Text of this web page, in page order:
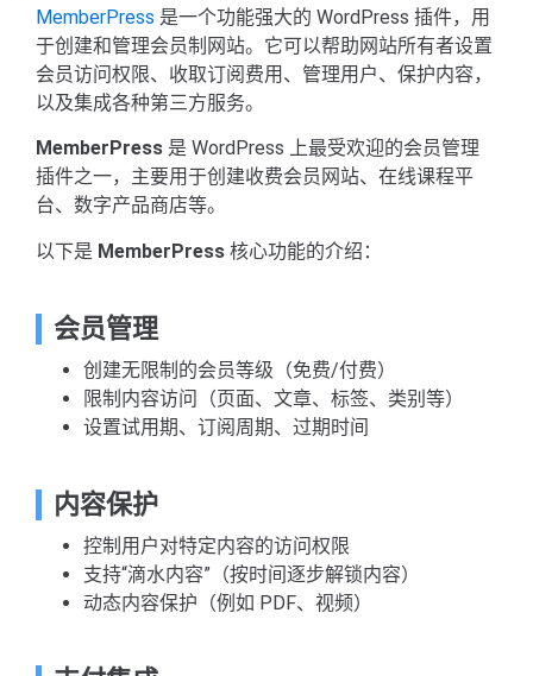
MemberPress 是一个功能强大的 WordPress 插件，用
于创建和管理会员制网站。它可以帮助网站所有者设置
会员访问权限、收取订阅费用、管理用户、保护内容，
以及集成各种第三方服务。
MemberPress 是 WordPress 上最受欢迎的会员管理
插件之一，主要用于创建收费会员网站、在线课程平
台、数字产品商店等。
以下是 MemberPress 核心功能的介绍：
会员管理
创建无限制的会员等级（免费/付费）
限制内容访问（页面、文章、标签、类别等）
设置试用期、订阅周期、过期时间
内容保护
控制用户对特定内容的访问权限
支持“滴水内容”（按时间逐步解锁内容）
动态内容保护（例如 PDF、视频）